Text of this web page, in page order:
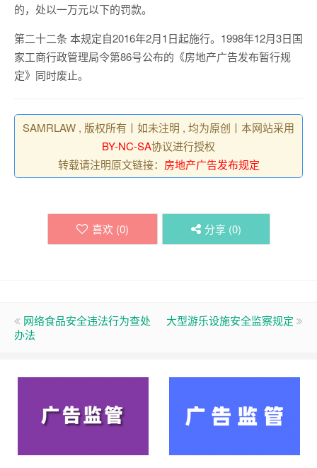
的，处以一万元以下的罚款。
第二十二条 本规定自2016年2月1日起施行。1998年12月3日国
家工商行政管理局令第86号公布的《房地产广告发布暂行规
定》同时废止。
SAMRLAW , 版权所有丨如未注明 , 均为原创丨本网站采用
BY-NC-SA协议进行授权
转载请注明原文链接： 房地产广告发布规定
喜欢 (0) 分享 (0)
网络食品安全违法行为查处
办法
大型游乐设施安全监察规定